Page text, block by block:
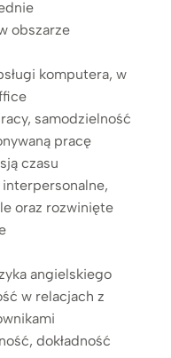
obszarze
komputera, w
samodzielność
pracę
czasu
oraz rozwinięte
angielskiego
w relacjach z
dokładność